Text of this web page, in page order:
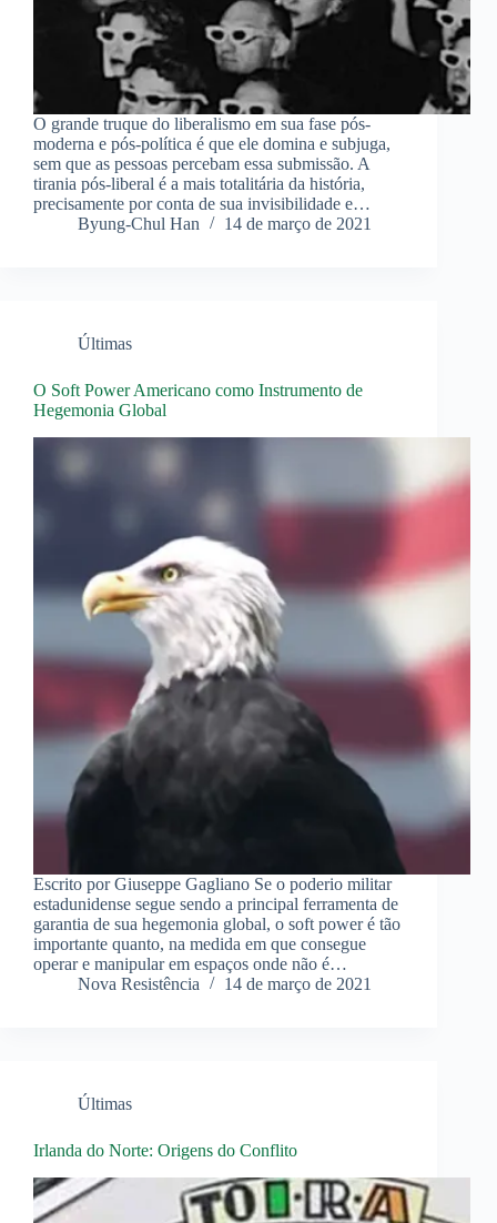
O grande truque do liberalismo em sua fase pós-
moderna e pós-política é que ele domina e subjuga,
sem que as pessoas percebam essa submissão. A
tirania pós-liberal é a mais totalitária da história,
precisamente por conta de sua invisibilidade e…
Byung-Chul Han
14 de março de 2021
Últimas
O Soft Power Americano como Instrumento de
Hegemonia Global
Escrito por Giuseppe Gagliano Se o poderio militar
estadunidense segue sendo a principal ferramenta de
garantia de sua hegemonia global, o soft power é tão
importante quanto, na medida em que consegue
operar e manipular em espaços onde não é…
Nova Resistência
14 de março de 2021
Últimas
Irlanda do Norte: Origens do Conflito